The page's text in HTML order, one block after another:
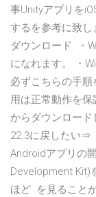
事Unityアプリを
するを参考に致
ダウンロード. ・
になれます。 ・
必ずこちらの手順
用は正常動作を
からダウンロー
22.3に戻したい⇒
Androidアプリの
Development Kit)
ほど を見ること